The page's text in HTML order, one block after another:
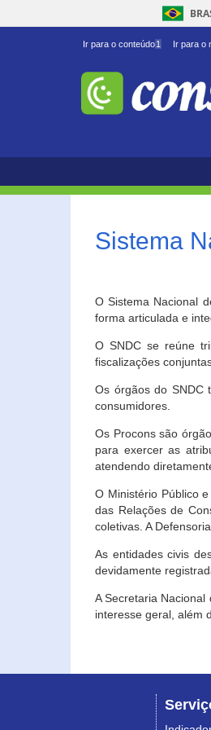
Ir para o conteúdo1 Ir para o
Sistema
O Sistema Nacional
forma articulada e
O SNDC se reúne
fiscalizações
Os órgãos do SNDC
consumidores.
Os Procons são
para exercer as
atendendo
O Ministério Público
das Relações de
coletivas. A
As entidades civis
devidamente
A Secretaria
interesse geral, além